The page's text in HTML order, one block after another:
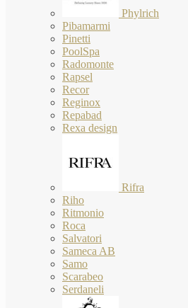
Phylrich
Pibamarmi
Pinetti
PoolSpa
Radomonte
Rapsel
Recor
Reginox
Repabad
Rexa design
Rifra
Riho
Ritmonio
Roca
Salvatori
Sameca AB
Samo
Scarabeo
Serdaneli